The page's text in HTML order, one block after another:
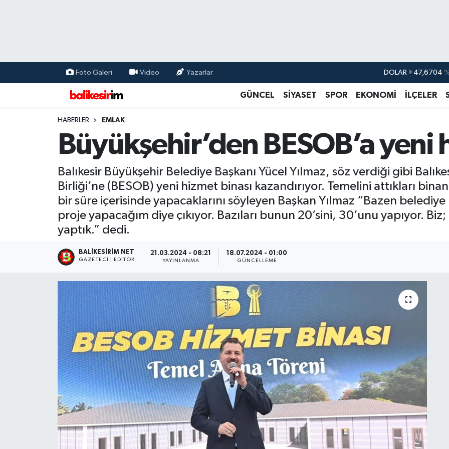
Foto Galeri Video Yazarlar DOLAR 47,6704
EURO 55,0406 %-
BİST100 13.799
GÜNCEL SİYASET SPOR EKONOMİ İLÇELER
HABERLER EMLAK
Büyükşehir’den BESOB’a yeni
Balıkesir Büyükşehir Belediye Başkanı Yücel Yılmaz, söz verdiği gibi
Birliği’ne (BESOB) yeni hizmet binası kazandırıyor. Temelini attıkları
bir süre içerisinde yapacaklarını söyleyen Başkan Yılmaz “Bazen
proje yapacağım diye çıkıyor. Bazıları bunun 20’sini, 30’unu yapıyor.
yaptık.” dedi.
BALIKESIRIM NET
GAZETECI | EDITÖR
21.03.2024 - 08:21
YAYINLANMA
18.07.2024 - 01:00
GÜNCELLEME